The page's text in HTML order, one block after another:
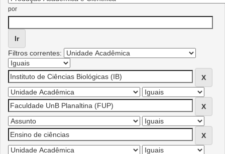
por
Filtros correntes: